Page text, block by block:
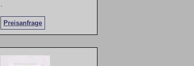
Preisanfrage